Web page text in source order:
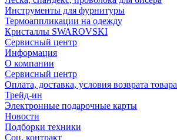
Инструменты для фурнитуры
Термоаппликации на одежду
Кристаллы SWAROVSKI
Сервисный центр
Информация
О компании
Сервисный центр
Оплата, доставка, условия возврата товара
Трейд-ин
Электронные подарочные карты
Новости
Подборки техники
Соц. контракт